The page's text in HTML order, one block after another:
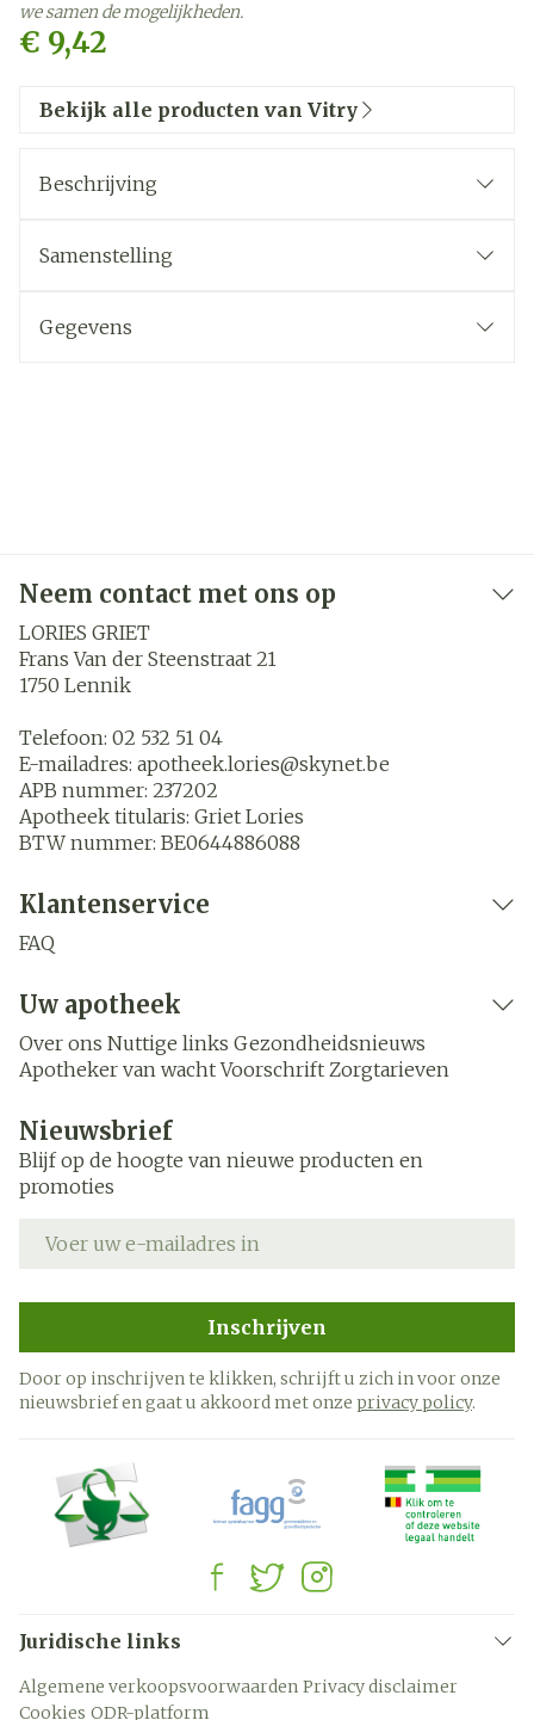
€ 9,42
we samen de mogelijkheden.
Bekijk alle producten van Vitry
Beschrijving
Samenstelling
Gegevens
Neem contact met ons op
LORIES GRIET
Frans Van der Steenstraat 21
1750 Lennik
Telefoon: 02 532 51 04
E-mailadres: apotheek.lories@skynet.be
APB nummer: 237202
Apotheek titularis: Griet Lories
BTW nummer: BE0644886088
Klantenservice
FAQ
Uw apotheek
Over ons Nuttige links Gezondheidsnieuws
Apotheker van wacht Voorschrift Zorgtarieven
Nieuwsbrief
Blijf op de hoogte van nieuwe producten en
promoties
Inschrijven
Door op inschrijven te klikken, schrijft u zich in voor onze
nieuwsbrief en gaat u akkoord met onze privacy policy.
Juridische links
Algemene verkoopsvoorwaarden Privacy disclaimer
Cookies ODR-platform